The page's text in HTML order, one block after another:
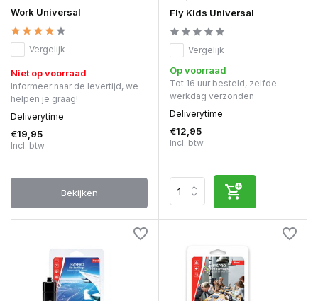
Work Universal
Vergelijk
Niet op voorraad
Informeer naar de levertijd, we
helpen je graag!
Deliverytime
€19,95
Incl. btw
Bekijken
Fly Kids Universal
Vergelijk
Op voorraad
Tot 16 uur besteld, zelfde
werkdag verzonden
Deliverytime
€12,95
Incl. btw